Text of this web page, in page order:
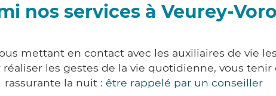
nos services à Veurey-
mettant en contact avec les auxiliaires de vie
les gestes de la vie quotidienne, vous
rassurante la nuit : être rappelé par un conseiller